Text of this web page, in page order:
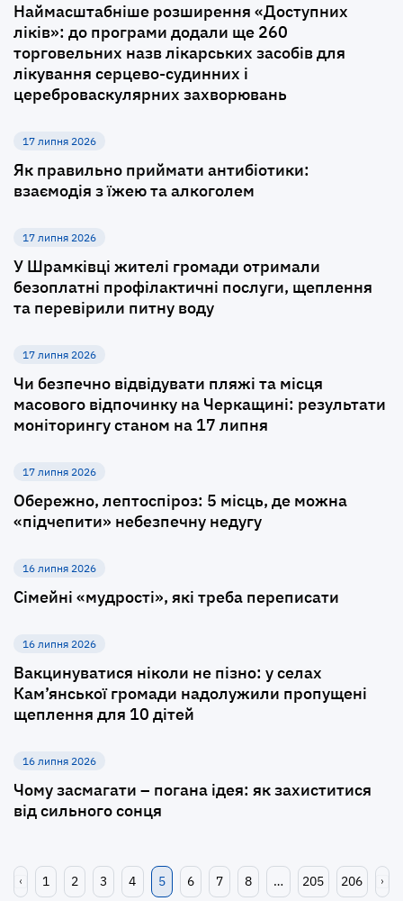
Наймасштабніше розширення «Доступних
ліків»: до програми додали ще 260
торговельних назв лікарських засобів для
лікування серцево-судинних і
цереброваскулярних захворювань
17 липня 2026
Як правильно приймати антибіотики:
взаємодія з їжею та алкоголем
17 липня 2026
У Шрамківці жителі громади отримали
безоплатні профілактичні послуги, щеплення
та перевірили питну воду
17 липня 2026
Чи безпечно відвідувати пляжі та місця
масового відпочинку на Черкащині: результати
моніторингу станом на 17 липня
17 липня 2026
Обережно, лептоспіроз: 5 місць, де можна
«підчепити» небезпечну недугу
16 липня 2026
Сімейні «мудрості», які треба переписати
16 липня 2026
Вакцинуватися ніколи не пізно: у селах
Кам’янської громади надолужили пропущені
щеплення для 10 дітей
16 липня 2026
Чому засмагати – погана ідея: як захиститися
від сильного сонця
1 2 3 4 5 6 7 8 … 205 206